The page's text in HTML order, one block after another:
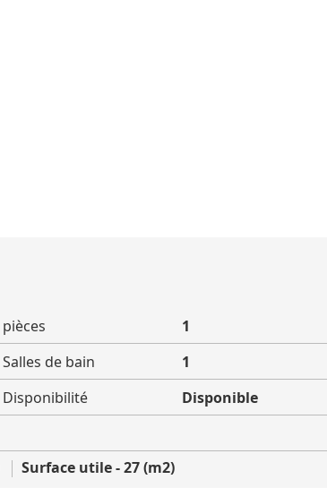
pièces
1
Salles de bain
1
Disponibilité
Disponible
Surface utile - 27 (m2)